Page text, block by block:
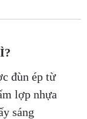
đùn ép từ
lợp nhựa
sáng